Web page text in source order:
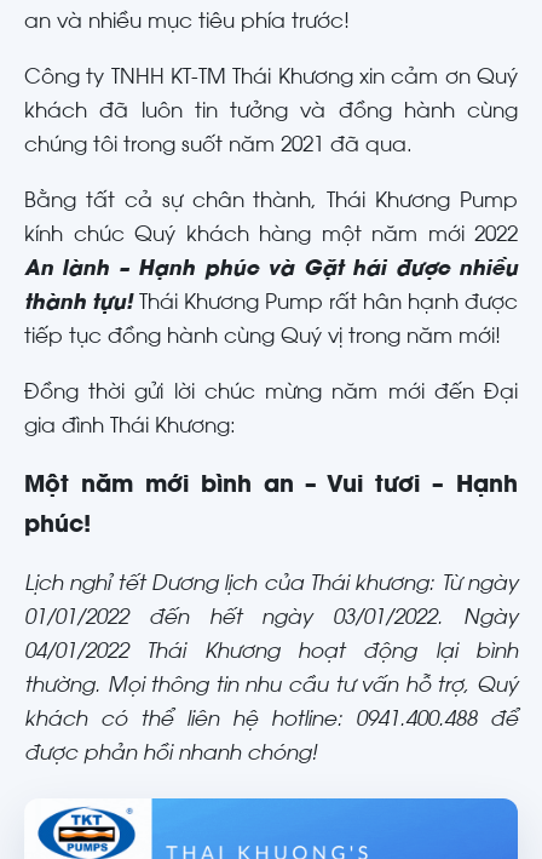
an và nhiều mục tiêu phía trước!
Công ty TNHH KT-TM Thái Khương xin cảm ơn Quý
khách đã luôn tin tưởng và đồng hành cùng
chúng tôi trong suốt năm 2021 đã qua.
Bằng tất cả sự chân thành, Thái Khương Pump
kính chúc Quý khách hàng một năm mới 2022
An lành – Hạnh phúc và Gặt hái được nhiều
thành tựu! Thái Khương Pump rất hân hạnh được
tiếp tục đồng hành cùng Quý vị trong năm mới!
Đồng thời gửi lời chúc mừng năm mới đến Đại
gia đình Thái Khương:
Một năm mới bình an – Vui tươi – Hạnh
phúc!
Lịch nghỉ tết Dương lịch của Thái khương: Từ ngày
01/01/2022 đến hết ngày 03/01/2022. Ngày
04/01/2022 Thái Khương hoạt động lại bình
thường. Mọi thông tin nhu cầu tư vấn hỗ trợ, Quý
khách có thể liên hệ hotline: 0941.400.488 để
được phản hồi nhanh chóng!